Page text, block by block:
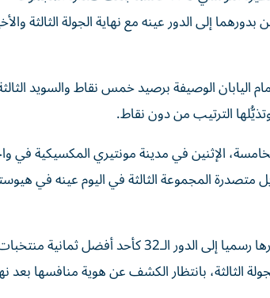
إلى الدور عينه مع نهاية الجولة الثالثة
الوصيفة برصيد خمس نقاط والسويد
الترتيب من دون نقاط.
المغرب وصيف المجموعة الخامسة، الإثنين في مدينة مونتيري المكسيكية
متصدرة المجموعة الثالثة في اليوم عينه في
في المقابل، أمّن رصيد السويد (4 نقاط) وفارق أهدافها (سجّلت 7 وتلقّت 7) عبورها رسميا إلى الدور الـ32 كأحد أفضل ثمانية
الثالثة، بانتظار الكشف عن هوية منافسها بعد